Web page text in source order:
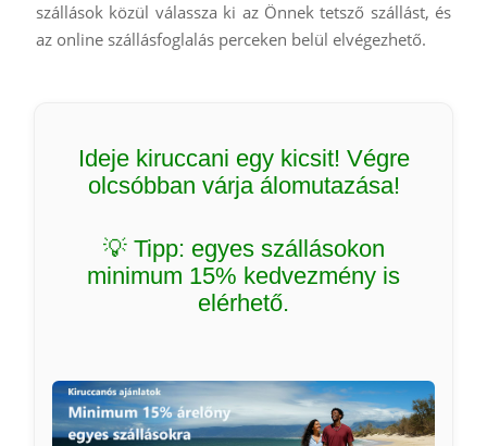
szállások közül válassza ki az Önnek tetsző szállást, és
az online szállásfoglalás perceken belül elvégezhető.
Ideje kiruccani egy kicsit! Végre
olcsóbban várja álomutazása!
💡 Tipp: egyes szállásokon
minimum 15% kedvezmény is
elérhető.